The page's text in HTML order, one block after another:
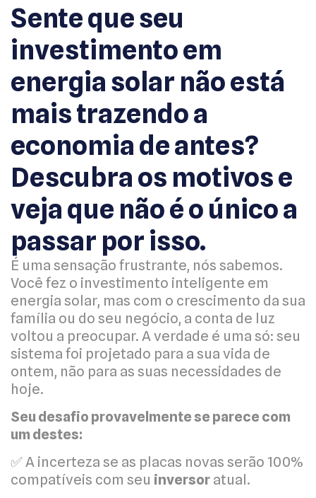
Sente que seu
investimento em
energia solar não está
mais trazendo a
economia de antes?
Descubra os motivos e
veja que não é o único a
passar por isso.
É uma sensação frustrante, nós sabemos.
Você fez o investimento inteligente em
energia solar, mas com o crescimento da sua
família ou do seu negócio, a conta de luz
voltou a preocupar. A verdade é uma só: seu
sistema foi projetado para a sua vida de
ontem, não para as suas necessidades de
hoje.
Seu desafio provavelmente se parece com
um destes:
✅ A incerteza se as placas novas serão 100%
compatíveis com seu inversor atual.